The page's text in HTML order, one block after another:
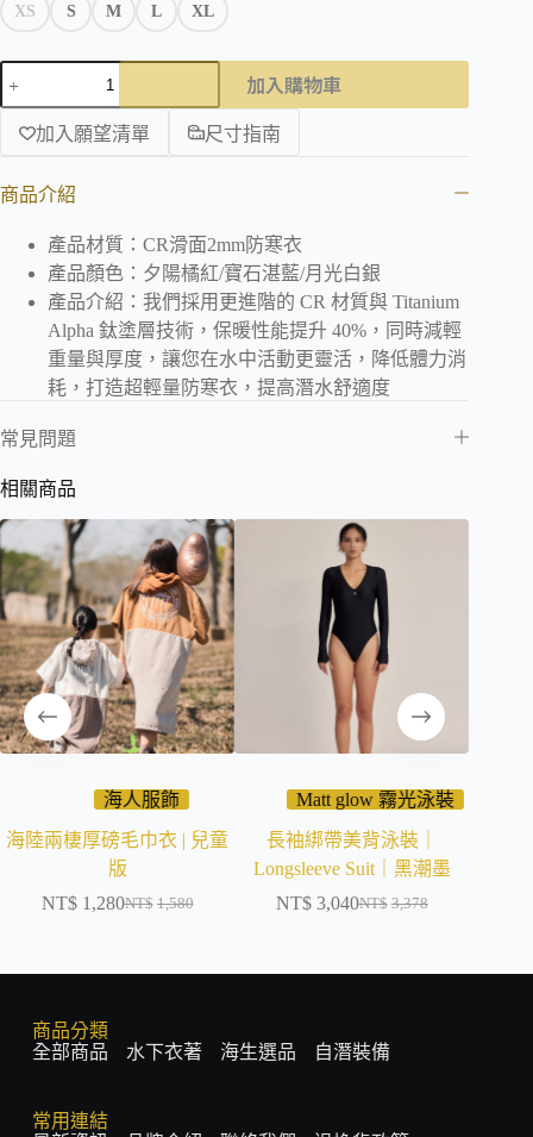
XS S M L XL
加入購物車
加入願望清單 尺寸指南
商品介紹
產品材質：CR滑面2mm防寒衣
產品顏色：夕陽橘紅/寶石湛藍/月光白銀
產品介紹：我們採用更進階的 CR 材質與 Titanium
Alpha 鈦塗層技術，保暖性能提升 40%，同時減輕
重量與厚度，讓您在水中活動更靈活，降低體力消
耗，打造超輕量防寒衣，提高潛水舒適度
常見問題
相關商品
海人服飾
海陸兩棲厚磅毛巾衣 | 兒童
版
NT$ 1,580
NT$ 1,280
Matt glow 霧光泳裝
長袖綁帶美背泳裝｜
Longsleeve Suit｜黑潮墨
NT$ 3,378
NT$ 3,040
商品分類
全部商品
水下衣著 海生選品 自潛裝備
常用連結